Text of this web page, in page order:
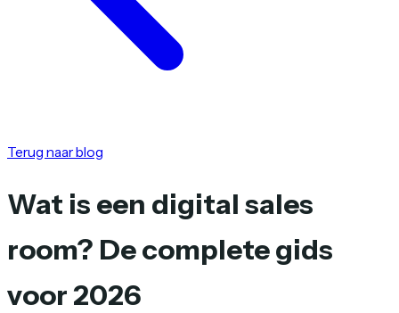
Terug naar blog
Wat is een digital sales
room? De complete gids
voor 2026